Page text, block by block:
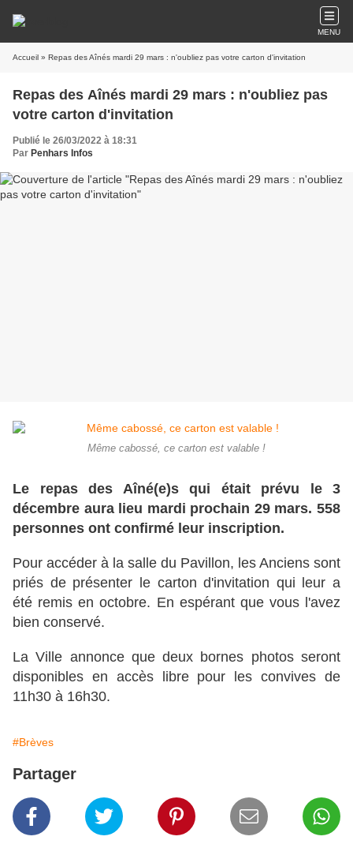
MENU
Accueil » Repas des Aînés mardi 29 mars : n'oubliez pas votre carton d'invitation
Repas des Aînés mardi 29 mars : n'oubliez pas
votre carton d'invitation
Publié le 26/03/2022 à 18:31
Par Penhars Infos
Même cabossé, ce carton est valable !
Le repas des Aîné(e)s qui était prévu le 3
décembre aura lieu mardi prochain 29 mars. 558
personnes ont confirmé leur inscription.
Pour accéder à la salle du Pavillon, les Anciens sont
priés de présenter le carton d'invitation qui leur a
été remis en octobre. En espérant que vous l'avez
bien conservé.
La Ville annonce que deux bornes photos seront
disponibles en accès libre pour les convives de
11h30 à 16h30.
#Brèves
Partager